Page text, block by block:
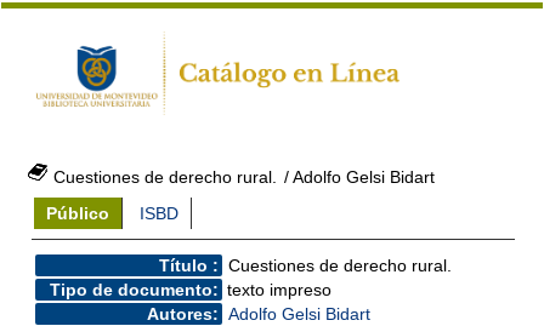
Cuestiones de derecho rural.
/ Adolfo Gelsi Bidart
Público
ISBD
Título : Cuestiones de derecho rural.
Tipo de documento: texto impreso
Autores: Adolfo Gelsi Bidart